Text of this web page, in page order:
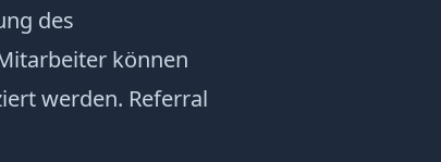
des
können
werden. Referral